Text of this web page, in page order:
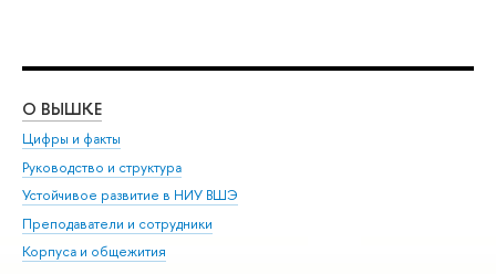
О ВЫШКЕ
Цифры и факты
Руководство и структура
Устойчивое развитие в НИУ ВШЭ
Преподаватели и сотрудники
Корпуса и общежития